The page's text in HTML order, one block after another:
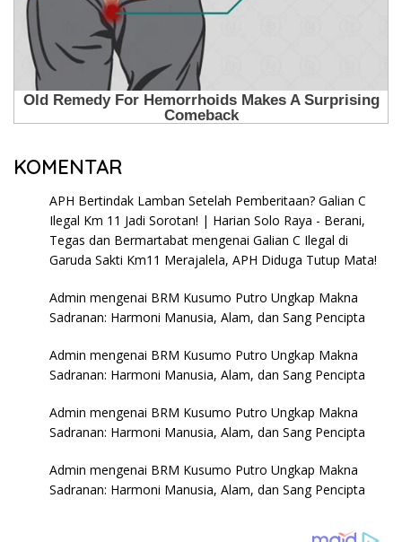
KOMENTAR
APH Bertindak Lamban Setelah Pemberitaan? Galian C
Ilegal Km 11 Jadi Sorotan! | Harian Solo Raya - Berani,
Tegas dan Bermartabat mengenai Galian C Ilegal di
Garuda Sakti Km11 Merajalela, APH Diduga Tutup Mata!
Admin mengenai BRM Kusumo Putro Ungkap Makna
Sadranan: Harmoni Manusia, Alam, dan Sang Pencipta
Admin mengenai BRM Kusumo Putro Ungkap Makna
Sadranan: Harmoni Manusia, Alam, dan Sang Pencipta
Admin mengenai BRM Kusumo Putro Ungkap Makna
Sadranan: Harmoni Manusia, Alam, dan Sang Pencipta
Admin mengenai BRM Kusumo Putro Ungkap Makna
Sadranan: Harmoni Manusia, Alam, dan Sang Pencipta